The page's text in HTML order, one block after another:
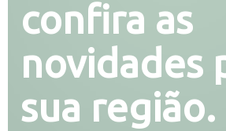
confira as
novidades
sua região.